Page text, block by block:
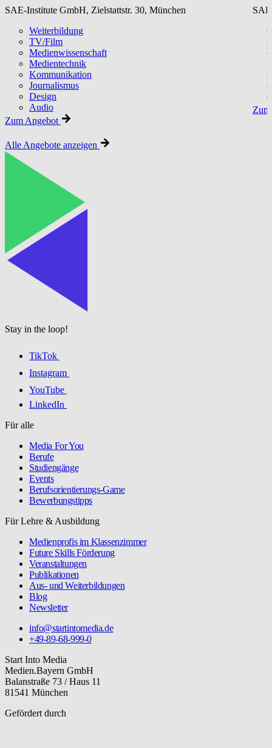
SAE-Institute GmbH, Zielstattstr. 30, München
Weiterbildung
TV/Film
Medienwissenschaft
Medientechnik
Kommunikation
Journalismus
Design
Audio
Zum Angebot
Alle Angebote anzeigen
Stay in the loop!
TikTok
Instagram
YouTube
LinkedIn
Für alle
Media For You
Berufe
Studiengänge
Events
Berufsorientierungs-Game
Bewerbungstipps
Für Lehre & Ausbildung
Medienprofis im Klassenzimmer
Future Skills Förderung
Veranstaltungen
Publikationen
Aus- und Weiterbildungen
Blog
Newsletter
info@startintomedia.de
+49-89-68-999-0
Start Into Media
Medien.Bayern GmbH
Balanstraße 73 / Haus 11
81541 München
Gefördert durch